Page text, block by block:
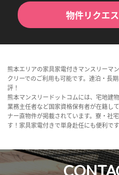
物件リクエ
熊本エリアの家具家電付きマンスリーマ
クリーでのご利用も可能です。連泊・長
評！
熊本マンスリードットコムには、宅地建
業務主任者など国家資格保有者が在籍し
ナー直物件が掲載されています。寮・社
す！家具家電付きで単身赴任にも便利です